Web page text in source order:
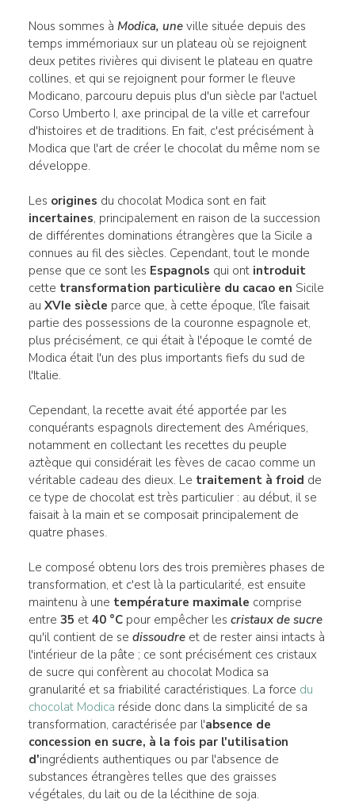
Nous sommes à Modica, uneville située depuis des
temps immémoriaux sur un plateau où se rejoignent
deux petites rivières qui divisent le plateau en quatre
collines, et qui se rejoignent pour former le fleuve
Modicano, parcouru depuis plus d'un siècle par l'actuel
Corso Umberto I, axe principal de la ville et carrefour
d'histoires et de traditions. En fait, c'est précisément à
Modica que l'art de créer le chocolat du même nom se
développe.
Les origines du chocolat Modica sont en fait
incertaines, principalement en raison de la succession
de différentes dominations étrangères que la Sicile a
connues au fil des siècles. Cependant, tout le monde
pense que ce sont les Espagnols qui ont introduit
cette transformation particulière du cacao en Sicile
au XVIe siècle parce que, à cette époque, l'île faisait
partie des possessions de la couronne espagnole et,
plus précisément, ce qui était à l'époque le comté de
Modica était l'un des plus importants fiefs du sud de
l'Italie.
Cependant, la recette avait été apportée par les
conquérants espagnols directement des Amériques,
notamment en collectant les recettes du peuple
aztèque qui considérait les fèves de cacao comme un
véritable cadeau des dieux. Le traitement à froid de
ce type de chocolat est très particulier : au début, il se
faisait à la main et se composait principalement de
quatre phases.
Le composé obtenu lors des trois premières phases de
transformation, et c'est là la particularité, est ensuite
maintenu à une température maximale comprise
entre 35 et 40 °Cpour empêcher les cristaux de sucre
qu'il contient de se dissoudreet de rester ainsi intacts à
l'intérieur de la pâte ; ce sont précisément ces cristaux
de sucre qui confèrent au chocolat Modica sa
granularité et sa friabilité caractéristiques. La force du
chocolat Modica réside donc dans la simplicité de sa
transformation, caractérisée par l'absence de
concession en sucre, à la fois par l'utilisation
d'ingrédients authentiques ou par l'absence de
substances étrangères telles que des graisses
végétales, du lait ou de la lécithine de soja.